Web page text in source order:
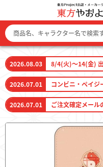
ログイン / 会員登録
ファッション
2026.08.03 8/4(火)～14(金)
2026.07.01 コンビニ・ペイジ
2026.07.01 ご注文確定メール